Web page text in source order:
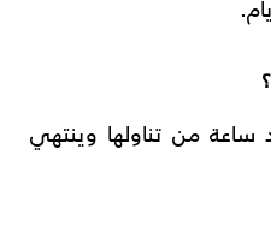
ليريكا 150 بعد ساعة من تناولها وينتهي